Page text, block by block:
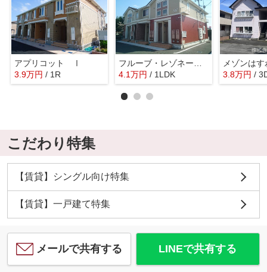
アプリコット Ⅰ
3.9万円 / 1R
4.1万円 / 1LDK
メゾンはす
3.8万円 /
こだわり特集
【賃貸】シングル向け特集
【賃貸】一戸建て特集
メールで共有する LINEで共有する